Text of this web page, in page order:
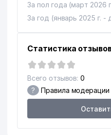
За пол года (март 2026
За год (январь 2025 г. -
Статистика
Всего отзывов: 0
? Правила модерации